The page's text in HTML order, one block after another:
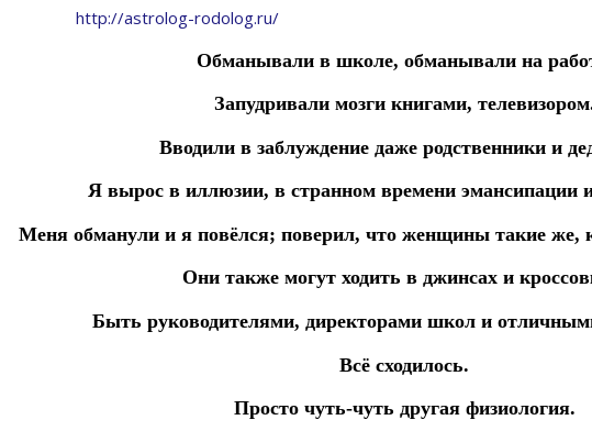
http://astrolog-rodolog.ru/
Обманывали в школе, обманывали на
Запудривали мозги книгами,
Вводили в заблуждение даже родственники и
Я вырос в иллюзии, в странном времени эмансипации
Меня обманули и я повёлся; поверил, что женщины такие
Они также могут ходить в джинсах и
Быть руководителями, директорами школ и
Всё сходилось.
Просто чуть-чуть другая физиология.